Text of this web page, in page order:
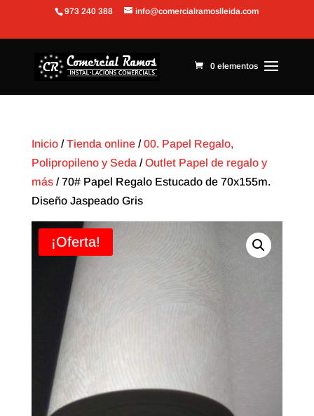
Abrir barra de herramientas
973 240 388 info@comercialramoslleida.com
0 elementos
Inicio/Tienda online/00. Papel Regalo,
Polipropileno y Seda /Outlet Papel de regalo y
más/ 70# Papel Regalo Estucado de 70x155m.
Diseño Jaspeado Gris
¡Oferta!